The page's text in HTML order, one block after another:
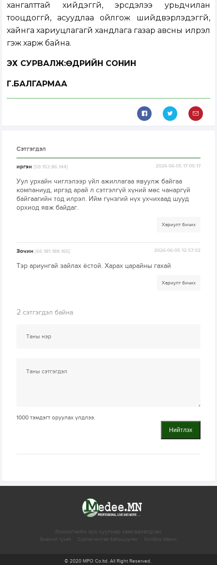
хангалттай хийдэггүй, эрсдэлээ урьдчилан
тооцдоггүй, асуудлаа ойлгож шийдвэрлэдэггүй,
хайнга хариуцлагагүй хандлага газар авсны илрэл
гэж харж байна.
ЭХ СУРВАЛЖ:ӨДРИЙН СОНИН
Г.БАЛГАРМАА
Сэтгэгдэл
иргэн[59.153.86.144] 2026-06-05 17:05:17
Уул урхайн чиглэлээр үйл ажиллагаа явуулж байгаа
компаниуд, иргэд арай л сэтгэлгүй хүний мөс чанаргүй
байгаагийн тод илрэл. Ийм гүнзгий нүх ухчихаад шууд
орхиод явж байдаг.
Хариулт бичих
Зочин[66.181.188.165] 2026-06-05 12:57:02
Тэр ариунгай зайлах ёстой. Харах царайны гахай
Хариулт бичих
2 сэтгэгдэл байна
1000 тэмдэгт оруулах үлдлээ.
Нийтлэх
Зохиогчийн эрх хуулиар хамгаалагдсан.
Бидний тухай Сурталчилгаа байршуулах Холбоо барих
© 2020 MPO Co.ltd. All Right Reserved.